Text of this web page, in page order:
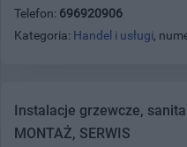
Telefon: 696920906
Kategoria: Handel i usługi,
Instalacje grzewcze,
MONTAŻ, SERWIS